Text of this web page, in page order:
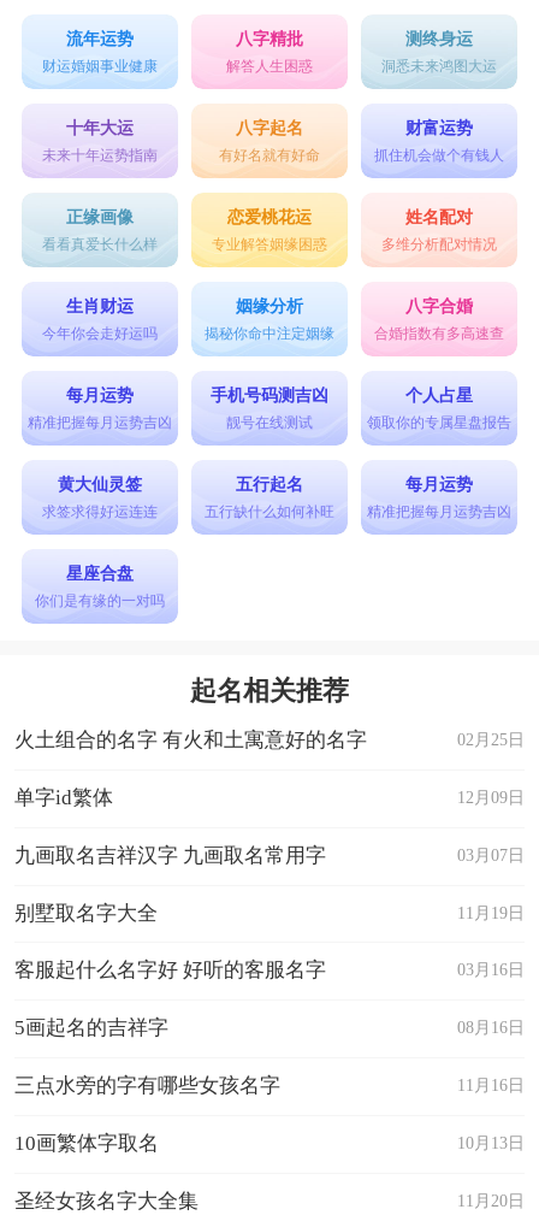
流年运势
财运婚姻事业健康
八字精批
解答人生困惑
测终身运
洞悉未来鸿图大运
十年大运
未来十年运势指南
八字起名
有好名就有好命
财富运势
抓住机会做个有钱人
正缘画像
看看真爱长什么样
恋爱桃花运
专业解答姻缘困惑
姓名配对
多维分析配对情况
生肖财运
今年你会走好运吗
姻缘分析
揭秘你命中注定姻缘
八字合婚
合婚指数有多高速查
每月运势
精准把握每月运势吉凶
手机号码测吉凶
靓号在线测试
个人占星
领取你的专属星盘报告
黄大仙灵签
求签求得好运连连
五行起名
五行缺什么如何补旺
每月运势
精准把握每月运势吉凶
星座合盘
你们是有缘的一对吗
起名相关推荐
02月25日
火土组合的名字 有火和土寓意好的名字
12月09日
单字id繁体
03月07日
九画取名吉祥汉字 九画取名常用字
11月19日
别墅取名字大全
03月16日
客服起什么名字好 好听的客服名字
08月16日
5画起名的吉祥字
11月16日
三点水旁的字有哪些女孩名字
10月13日
10画繁体字取名
11月20日
圣经女孩名字大全集